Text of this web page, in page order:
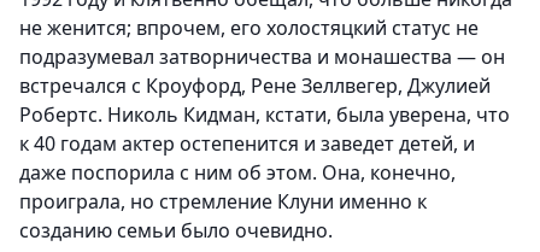
не женится; впрочем, его холостяцкий статус не
подразумевал затворничества и монашества — он
встречался с Кроуфорд, Рене Зеллвегер, Джулией
Робертс. Николь Кидман, кстати, была уверена, что
к 40 годам актер остепенится и заведет детей, и
даже поспорила с ним об этом. Она, конечно,
проиграла, но стремление Клуни именно к
созданию семьи было очевидно.